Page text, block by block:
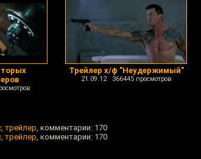
Трейлер х/ф "Неудержимый"
21.09.12 366445 просмотров
трейлер, комментарии: 170
трейлер, комментарии: 170